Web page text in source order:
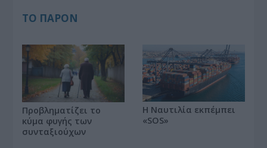
ΤΟ ΠΑΡΟΝ
Προβληματίζει το
κύμα φυγής των
συνταξιούχων
Η Ναυτιλία εκπέμπει
«SOS»